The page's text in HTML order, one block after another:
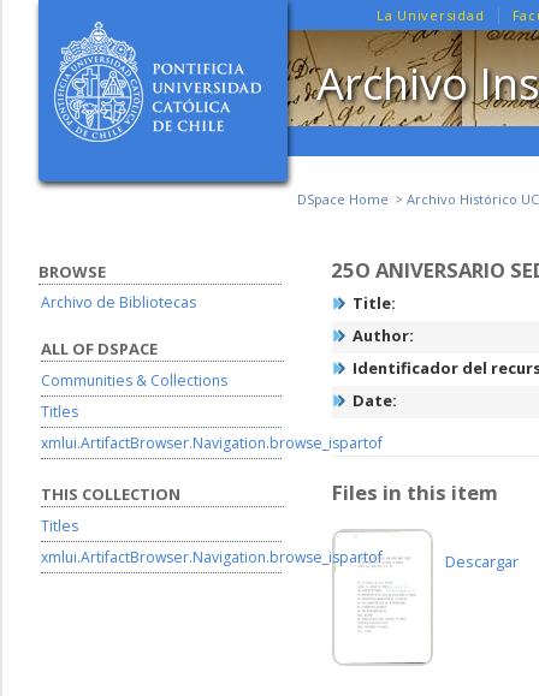
La Universidad
Archivo
DSpace Home Archivo Histórico UC
25O ANIVERSARIO
Title:
Author:
Identificador del
Date:
Files in this item
Descargar
BROWSE
Archivo de Bibliotecas
ALL OF DSPACE
Communities & Collections
Titles
xmlui.ArtifactBrowser.Navigation.browse_ispartof
THIS COLLECTION
Titles
xmlui.ArtifactBrowser.Navigation.browse_ispartof